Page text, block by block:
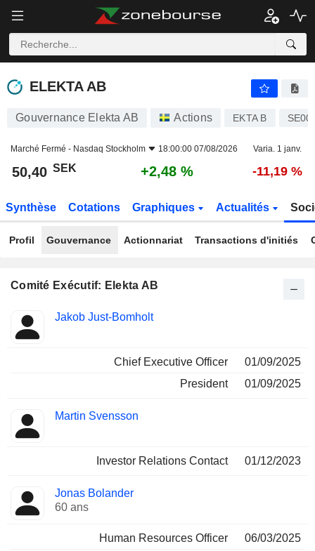
ELEKTA AB
ELEKTA AB
Gouvernance Elekta AB Actions EKTA B
Marché Fermé - Nasdaq Stockholm 18:00:00 07/08/2026 Varia. 1 janv.
50,40 SEK +2,48 % -11,19 %
Synthèse Cotations Graphiques Actualités
Profil Gouvernance Actionnariat Transactions d'initiés
Comité Exécutif: Elekta AB
Dirigeant
Fonctions
Jakob Just-Bomholt
Chief Executive Officer
01/09/2025
President
01/09/2025
Martin Svensson
Investor Relations Contact 01/12/2023
Jonas Bolander
60 ans
Human Resources Officer
06/03/2025